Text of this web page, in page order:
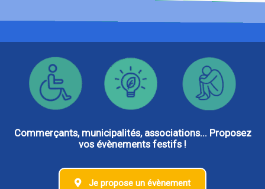
Commerçants, municipalités, associations... Proposez
vos évènements festifs !
Je propose un évènement